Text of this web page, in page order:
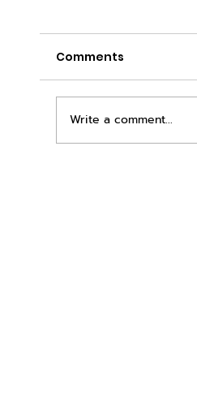
Comments
Write a comment...